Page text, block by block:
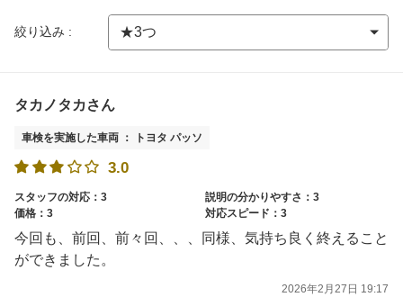
絞り込み :
タカノタカさん
車検を実施した車両 ： トヨタ パッソ
3.0
スタッフの対応：3
説明の分かりやすさ：3
価格：3
対応スピード：3
今回も、前回、前々回、、、同様、気持ち良く終えること
ができました。
2026年2月27日 19:17